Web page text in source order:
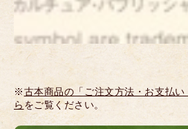
※古本商品の「ご注文方法・お支払
らをご覧ください。